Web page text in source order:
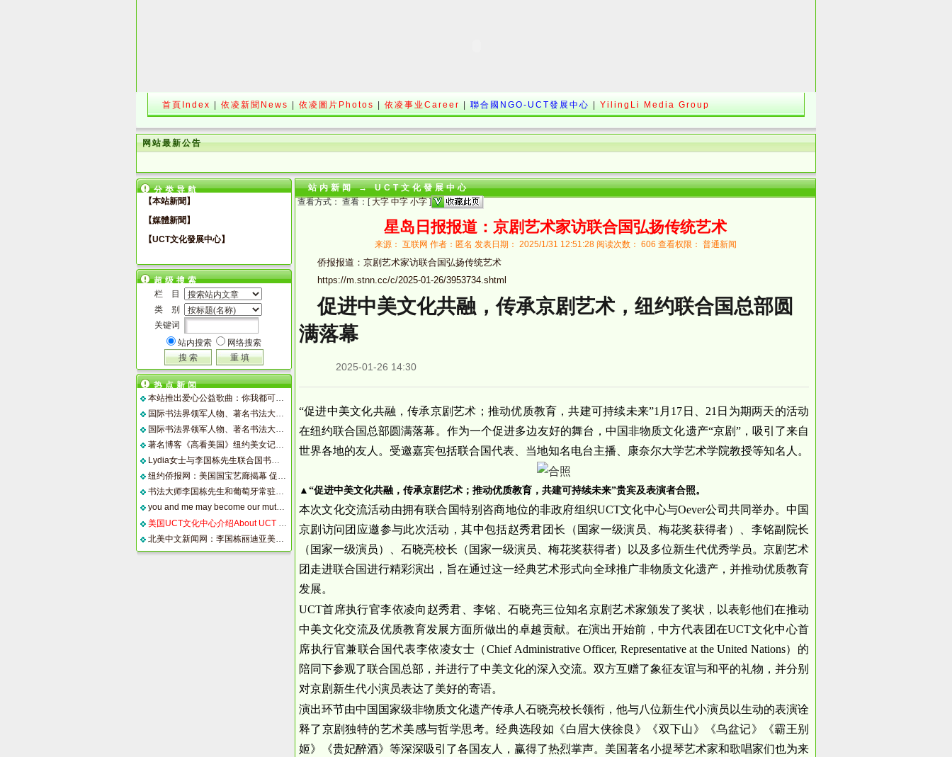
首頁Index 依凌新聞News 依凌圖片Photos 依凌事业Career 聯合國NGO-UCT發展中心 YilingLi Media Group
网站最新公告
分类导航
【本站新聞】
【媒體新聞】
【UCT文化發展中心】
超级搜索
栏 目
类 别
关键词
站内搜索
网络搜索
热点新闻
本站推出爱心公益歌曲：你我都可以成为彼此的阳光
国际书法界领军人物、著名书法大师李国栋2012年书法艺术国际巡回展侧记（一）
国际书法界领军人物、著名书法大师李国栋2012年书法艺术国际巡回展侧记(二）
著名博客《高看美国》纽约美女记者高娓娓博客介绍依凌
Lydia女士与李国栋先生联合国书画展将举办 Ms. Lydia Reinhold and Mr. Guodong Li Painting and Calligraphy Exhibition wil
纽约侨报网：美国国宝艺廊揭幕 促进中国艺术在美发展
书法大师李国栋先生和葡萄牙常驻联合国大使夫人、著名画家丽迪亚.雷诺德女士书画作品展在联合国举行
you and me may become our mutual sunshine
美国UCT文化中心介绍About UCT International Center
北美中文新闻网：李国栋丽迪亚美洲华人博物馆讲座7月25日下午在曼哈顿美洲华人博物馆举行
站内新闻→UCT文化發展中心
查看方式： 查看：[大字 中字 小字 ]
星岛日报报道：京剧艺术家访联合国弘扬传统艺术
来源： 互联网 作者：匿名 发表日期： 2025/1/31 12:51:28 阅读次数： 606 查看权限： 普通新闻
侨报报道：京剧艺术家访联合国弘扬传统艺术
https://m.stnn.cc/c/2025-01-26/3953734.shtml
促进中美文化共融，传承京剧艺术，纽约联合国总部圆
满落幕
2025-01-26 14:30
“促进中美文化共融，传承京剧艺术；推动优质教育，共建可持续未来”1月17日、21日为期两天的活动
在纽约联合国总部圆满落幕。作为一个促进多边友好的舞台，中国非物质文化遗产“京剧”，吸引了来自
世界各地的友人。受邀嘉宾包括联合国代表、当地知名电台主播、康奈尔大学艺术学院教授等知名人。
▲“促进中美文化共融，传承京剧艺术；推动优质教育，共建可持续未来”贵宾及表演者合照。
本次文化交流活动由拥有联合国特别 咨商地位的非政府组织UCT文化中心与Oever公司共同举办。中国
京剧访问团应邀参与此次活动，其中包括赵秀君团长（国家一级演员、梅花奖获得者）、李铭副院长
（国家一级演员）、石晓亮校长（国家一级演员、梅花奖获得者）以及多位新生代优秀学员。京剧艺术
团走进联合国进行精彩演出，旨在通过这一经典艺术形式向全球推广非物质文化遗产，并推动优质教育
发展。
UCT首席执行官李依凌向赵秀君、李铭、石晓亮三位知名京剧艺术家颁发了奖状，以表彰他们在推动
中美文化交流及优质教育发展方面所做出的卓越贡献。在演出开始前，中方代表团在UCT文化中心首
席执行官兼联合国代表李依凌女士（Chief Administrative Officer, Representative at the United Nations）的
陪同下参观了联合国总部，并进行了中美文化的深入交流。双方互赠了象征友谊与和平的礼物，并分别
对京剧新生代小演员表达了美好的寄语。
演出环节由中国国家级非物质文化遗产传承人石晓亮校长领衔，他与八位新生代小演员以生动的表演诠
释了京剧独特的艺术美感与哲学思考。经典选段如《白眉大侠徐良》《双下山》《乌盆记》《霸王别
姬》《贵妃醉酒》等深深吸引了各国友人，赢得了热烈掌声。美国著名小提琴艺术家和歌唱家们也为来